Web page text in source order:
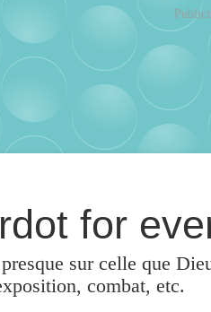
for
sur celle que
combat, etc.